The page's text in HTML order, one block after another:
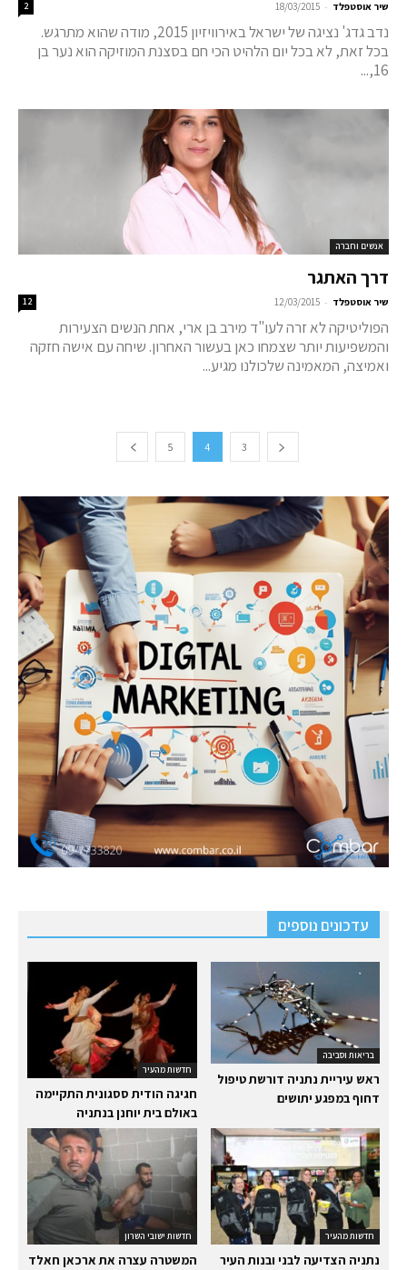
שיר אוסטפלד -
18/03/2015
2
נדב גדג' נציגה של ישראל באירוויזיון 2015, מודה שהוא מתרגש.
בכל זאת, לא בכל יום הלהיט הכי חם בסצנת המוזיקה הוא נער בן
16,...
אנשים וחברה
דרך האתגר
שיר אוסטפלד -
12/03/2015
12
הפוליטיקה לא זרה לעו"ד מירב בן ארי, אחת הנשים הצעירות
והמשפיעות יותר שצמחו כאן בעשור האחרון. שיחה עם אישה חזקה
ואמיצה, המאמינה שלכולנו מגיע...
3
4
5
עדכונים נוספים
חדשות מהעיר
חגיגה הודית ססגונית התקיימה
באולם בית יוחנן בנתניה
בריאות וסביבה
ראש עיריית נתניה דורשת טיפול
דחוף במפגע יתושים
חדשות ישובי השרון
המשטרה עצרה את ארכאן חאלד
חדשות מהעיר
נתניה הצדיעה לבני ובנות העיר